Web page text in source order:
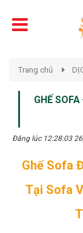
Trang chủ
GHẾ
Đăng lúc 12:28:03
Ghế Sofa
Tại Sofa